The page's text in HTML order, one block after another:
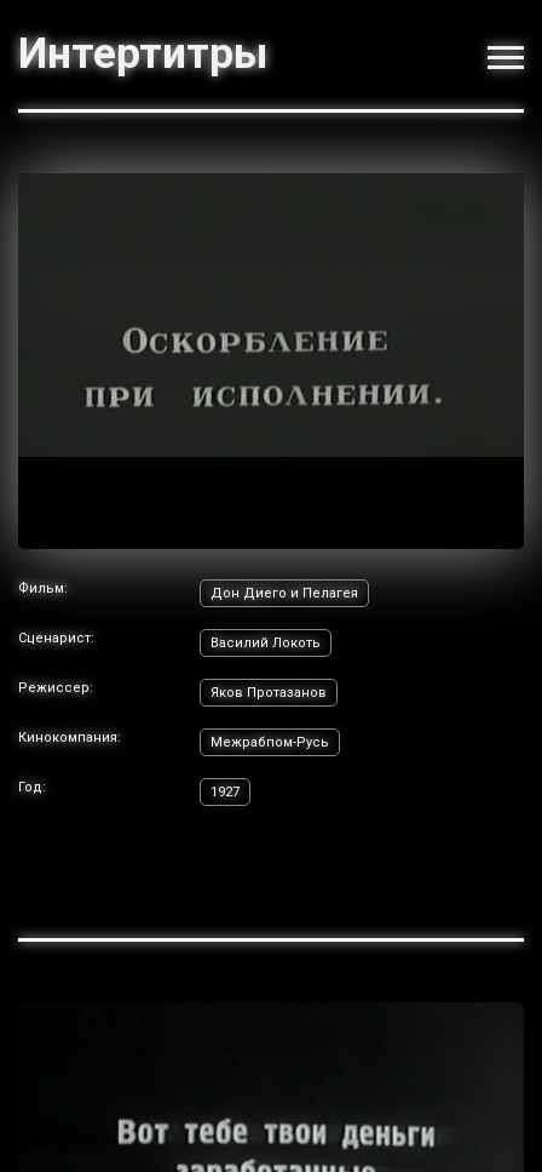
Интертитры
Фильм: Дон Диего и Пелагея
Сценарист: Василий Локоть
Режиссер: Яков Протазанов
Кинокомпания: Межрабпом-Русь
Год: 1927